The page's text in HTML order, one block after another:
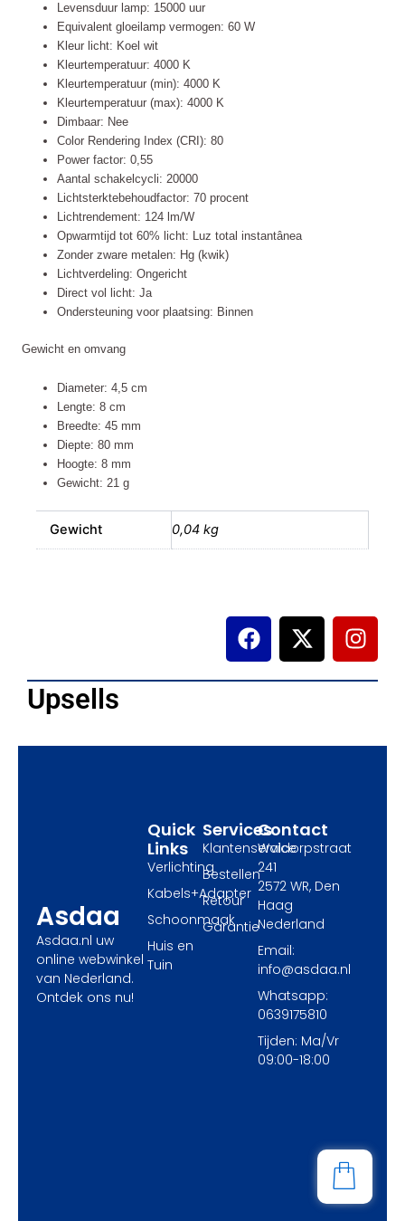
Levensduur lamp: 15000 uur
Equivalent gloeilamp vermogen: 60 W
Kleur licht: Koel wit
Kleurtemperatuur: 4000 K
Kleurtemperatuur (min): 4000 K
Kleurtemperatuur (max): 4000 K
Dimbaar: Nee
Color Rendering Index (CRI): 80
Power factor: 0,55
Aantal schakelcycli: 20000
Lichtsterktebehoudfactor: 70 procent
Lichtrendement: 124 lm/W
Opwarmtijd tot 60% licht: Luz total instantânea
Zonder zware metalen: Hg (kwik)
Lichtverdeling: Ongericht
Direct vol licht: Ja
Ondersteuning voor plaatsing: Binnen
Gewicht en omvang
Diameter: 4,5 cm
Lengte: 8 cm
Breedte: 45 mm
Diepte: 80 mm
Hoogte: 8 mm
Gewicht: 21 g
Gewicht 0,04 kg
F
a
o
X
-
t
I
n
g
Upsells
Asdaa
Asdaa.nl uw
online webwinkel
van Nederland.
Ontdek ons nu!
Services
Klantenservice
Bestellen
Retour
Garantie
Quick
Links
Verlichting
Kabels+Adapter
Schoonmaak
Huis en
Tuin
Contact
Waldorpstraat
241
2572 WR, Den
Haag
Nederland
Email:
info@asdaa.nl
Whatsapp:
0639175810
Tijden: Ma/Vr
09:00-18:00